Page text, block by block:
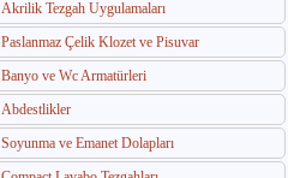
Akrilik Tezgah Uygulamaları
Paslanmaz Çelik Klozet ve Pisuvar
Banyo ve Wc Armatürleri
Abdestlikler
Soyunma ve Emanet Dolapları